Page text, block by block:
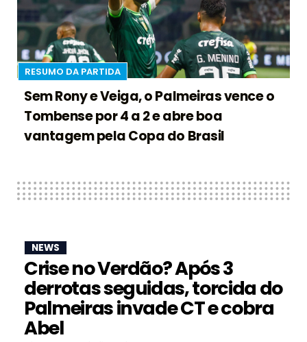
RESUMO DA PARTIDA
Sem Rony e Veiga, o Palmeiras vence o
Tombense por 4 a 2 e abre boa
vantagem pela Copa do Brasil
NEWS
Crise no Verdão? Após 3
derrotas seguidas, torcida do
Palmeiras invade CT e cobra
Abel